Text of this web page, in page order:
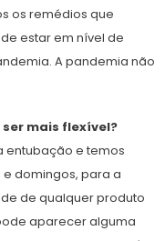
os remédios que
estar em nível de
A pandemia não
mais flexível?
entubação e temos
domingos, para a
de qualquer produto
aparecer alguma